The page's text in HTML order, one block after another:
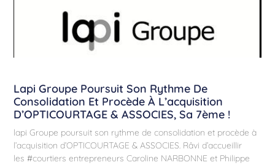
Lapi Groupe Poursuit Son Rythme De
Consolidation Et Procède À L’acquisition
D’OPTICOURTAGE & ASSOCIES, Sa 7ème !
lapi Groupe poursuit son rythme de consolidation et procède à
l’acquisition d’OPTICOURTAGE & ASSOCIES. Râvi d’accueillir
les #courtiers entrepreneurs Caroline NARBONNE et Philippe